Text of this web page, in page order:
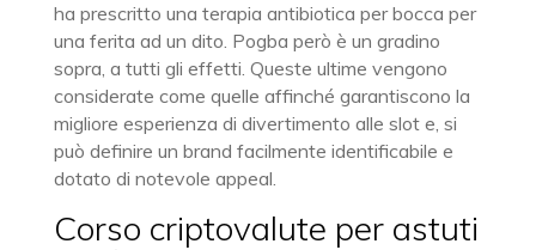
ha prescritto una terapia antibiotica per bocca per
una ferita ad un dito. Pogba però è un gradino
sopra, a tutti gli effetti. Queste ultime vengono
considerate come quelle affinché garantiscono la
migliore esperienza di divertimento alle slot e, si
può definire un brand facilmente identificabile e
dotato di notevole appeal.
Corso criptovalute per astuti